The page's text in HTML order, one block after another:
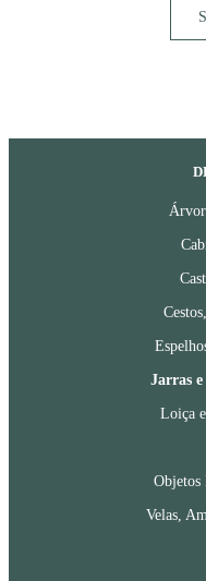
Jarras e
Loiça
Objetos
Velas,